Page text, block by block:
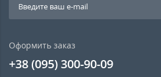
Оформить заказ
+38 (095) 300-90-09